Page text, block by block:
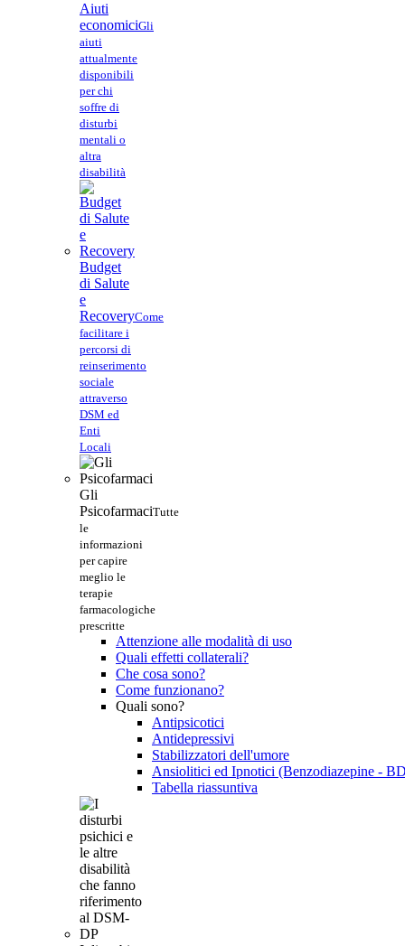
Aiuti
economiciGli
aiuti
attualmente
disponibili
per chi
soffre di
disturbi
mentali o
altra
disabilità
Budget
di Salute
e
RecoveryCome
facilitare i
percorsi di
reinserimento
sociale
attraverso
DSM ed
Enti
Locali
Gli
PsicofarmaciTutte
le
informazioni
per capire
meglio le
terapie
farmacologiche
prescritte
Attenzione alle modalità di uso
Quali effetti collaterali?
Che cosa sono?
Come funzionano?
Quali sono?
Antipsicotici
Antidepressivi
Stabilizzatori dell'umore
Ansiolitici ed Ipnotici (Benzodiazepine -
Tabella riassuntiva